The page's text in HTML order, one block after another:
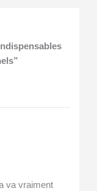
va vraiment